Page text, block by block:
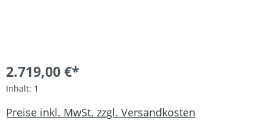
2.719,00 €*
Inhalt: 1
Preise inkl. MwSt. zzgl. Versandkosten